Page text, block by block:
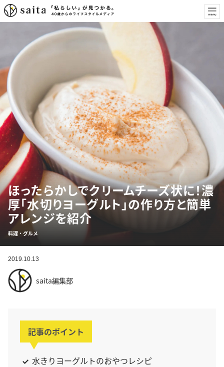
ほったらかしでクリームチーズ状に！濃
厚「水切りヨーグルト」の作り方と簡単
アレンジを紹介
料理・グルメ
2019.10.13
saita編集部
記事のポイント
水きりヨーグルトのおやつレシピ